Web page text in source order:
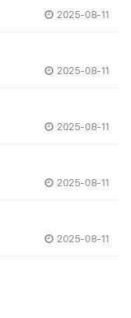
2025-08-11
2025-08-11
2025-08-11
2025-08-11
2025-08-11